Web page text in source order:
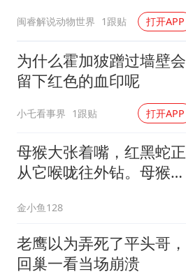
闽睿解说动物世界 1跟贴 打开APP
为什么霍加狓蹭过墙壁会
留下红色的血印呢
小乇看事界 1跟贴 打开APP
母猴大张着嘴，红黑蛇正
从它喉咙往外钻。母猴表
金小鱼128
老鹰以为弄死了平头哥，
回巢一看当场崩溃